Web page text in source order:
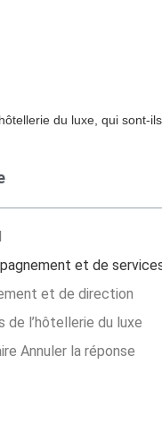
du luxe, qui sont-
et de
et de direction
de l’hôtellerie du luxe
Annuler la réponse